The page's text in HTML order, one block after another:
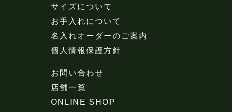
サイズについて
お手入れについて
名入れオーダーのご案内
個人情報保護方針
お問い合わせ
店舗一覧
ONLINE SHOP